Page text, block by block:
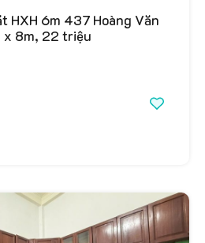
HXH 6m 437 Hoàng Văn
x 8m, 22 triệu